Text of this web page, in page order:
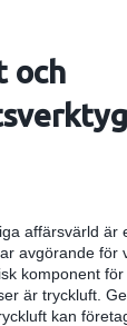
och
affärsvärld är
avgörande för
komponent för
är tryckluft.
kan